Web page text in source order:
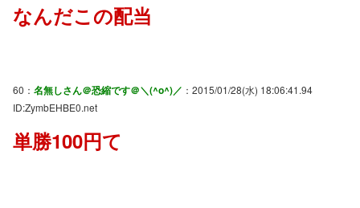
なんだこの配当
60： 名無しさん＠恐縮です＠＼(^o^)／ ：2015/01/28(水) 18:06:41.94
ID:ZymbEHBE0.net
単勝100円て